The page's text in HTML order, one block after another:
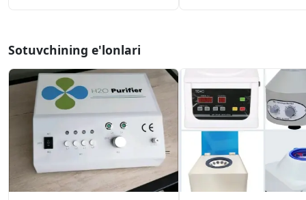
Sotuvchining e'lonlari